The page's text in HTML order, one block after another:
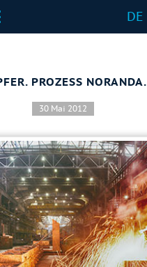
DE
PROZESS NORANDA.
30 Mai 2012